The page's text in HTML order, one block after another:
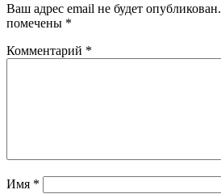
Ваш адрес email не будет опубликован.
помечены *
Комментарий *
Имя *